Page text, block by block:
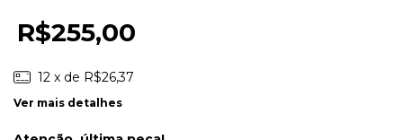
R$255,00
12 x de R$26,37
Ver mais detalhes